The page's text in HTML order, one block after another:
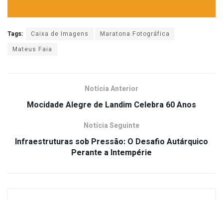
Tags: Caixa de Imagens
Maratona Fotográfica
Mateus Faia
Notícia Anterior
Mocidade Alegre de Landim Celebra 60 Anos
Notícia Seguinte
Infraestruturas sob Pressão: O Desafio Autárquico
Perante a Intempérie